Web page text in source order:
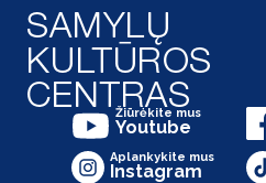
Žiūrėkite mus
Youtube
Aplankykite mus
Instagram